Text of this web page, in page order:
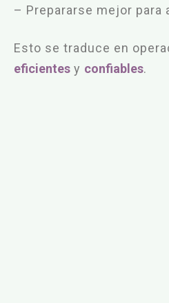
– Prepararse mejor para
Esto se traduce en
eficientes y confiables.